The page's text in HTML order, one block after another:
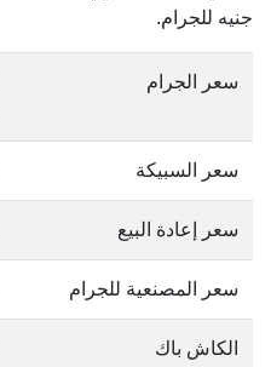
جنيه للجرام.
سعر الجرام
سعر السبيكة
سعر إعادة البيع
سعر المصنعية للجرام
الكاش باك